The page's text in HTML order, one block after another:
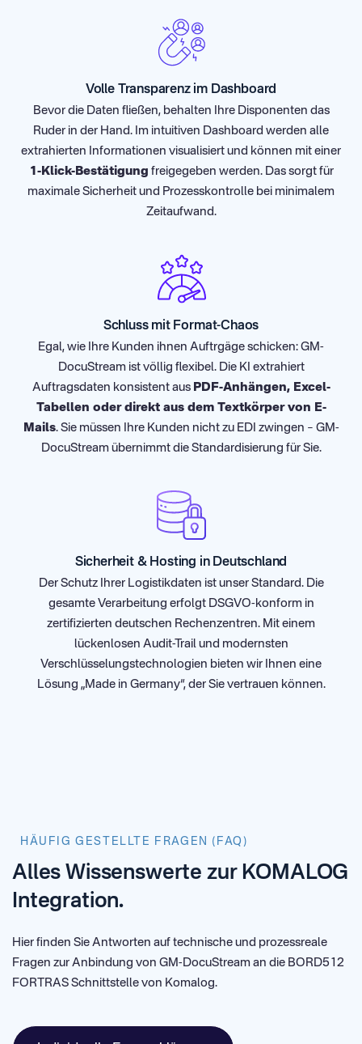
Volle Transparenz im Dashboard
Bevor die Daten fließen, behalten Ihre Disponenten das
Ruder in der Hand. Im intuitiven Dashboard werden alle
extrahierten Informationen visualisiert und können mit einer
1-Klick-Bestätigung freigegeben werden. Das sorgt für
maximale Sicherheit und Prozesskontrolle bei minimalem
Zeitaufwand.
Schluss mit Format-Chaos
Egal, wie Ihre Kunden ihnen Auftrgäge schicken: GM-
DocuStream ist völlig flexibel. Die KI extrahiert
Auftragsdaten konsistent aus PDF-Anhängen, Excel-
Tabellen oder direkt aus dem Textkörper von E-
Mails. Sie müssen Ihre Kunden nicht zu EDI zwingen – GM-
DocuStream übernimmt die Standardisierung für Sie.
Sicherheit & Hosting in Deutschland
Der Schutz Ihrer Logistikdaten ist unser Standard. Die
gesamte Verarbeitung erfolgt DSGVO-konform in
zertifizierten deutschen Rechenzentren. Mit einem
lückenlosen Audit-Trail und modernsten
Verschlüsselungstechnologien bieten wir Ihnen eine
Lösung „Made in Germany“, der Sie vertrauen können.
HÄUFIG GESTELLTE FRAGEN (FAQ)
Alles Wissenswerte zur KOMALOG
Integration.
Hier finden Sie Antworten auf technische und prozessreale
Fragen zur Anbindung von GM-DocuStream an die BORD512
FORTRAS Schnittstelle von Komalog.